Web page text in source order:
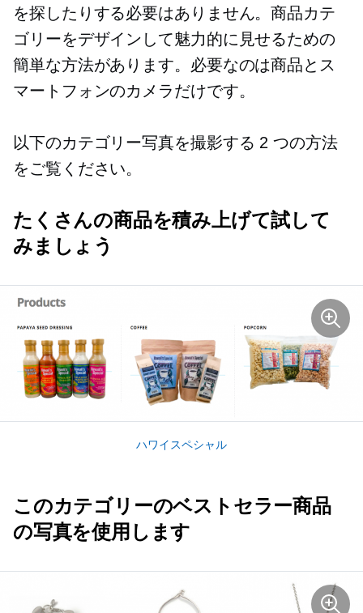
を探したりする必要はありません。商品カテ
ゴリーをデザインして魅力的に見せるための
簡単な方法があります。必要なのは商品とス
マートフォンのカメラだけです。
以下のカテゴリー写真を撮影する 2 つの方法
をご覧ください。
たくさんの商品を積み上げて試して
みましょう
ハワイスペシャル
このカテゴリーのベストセラー商品
の写真を使用します